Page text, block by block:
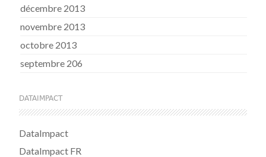
décembre 2013
novembre 2013
octobre 2013
septembre 206
DATAIMPACT
DataImpact
DataImpact FR